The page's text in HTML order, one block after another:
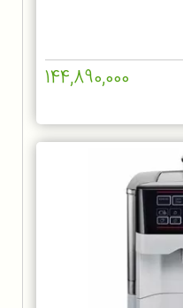
144,890,000